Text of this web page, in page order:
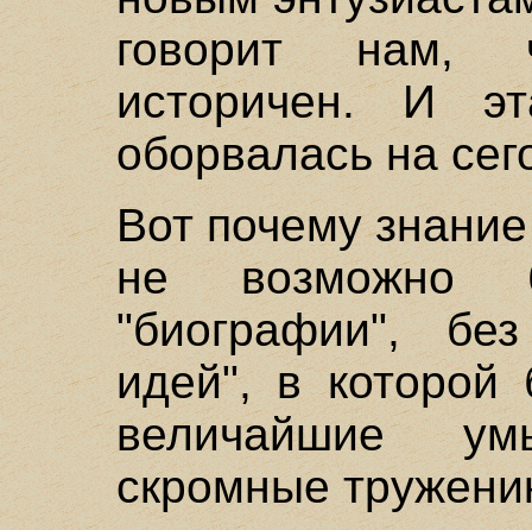
говорит нам,
историчен. И
оборвалась на
Вот почему
не возможно
"биографии",
идей", в которой
величайшие
скромные